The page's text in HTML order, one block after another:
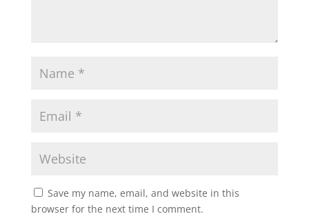
Save my name, email, and website in this
browser for the next time I comment.